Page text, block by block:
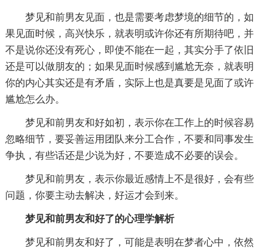
梦见和前男友见面，也是需要考虑梦境的细节的，如
果见面时候，高兴快乐，就表明或许你还有所期待吧，并
不是说你还没有死心，即使不能在一起，其实分手了依旧
还是可以做朋友的；如果见面时候感到尴尬无奈，就表明
你的内心其实还是有矛盾，实际上也是真要是见面了或许
尴尬怎么办。
梦见和前男友和好如初，表示你在工作上的时候容易
忽略细节，要妥善运用团队来分工合作，不要和同事发生
争执，有些话还是少说为好，不要造成不必要的误会。
梦见和前男友，表示你最近感情上不是很好，会有些
问题，你要主动去解决，好运才会到来。
梦见和前男友和好了的心理学解析
梦见和前男友和好了，可能是表明在梦者心中，依然